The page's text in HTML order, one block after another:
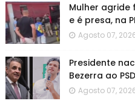
Mulher agride
e é presa, na
Agosto 07,
Presidente
Bezerra ao
Agosto 07,